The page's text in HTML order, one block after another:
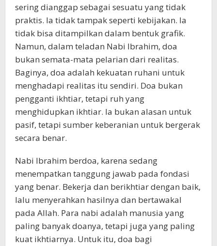
sering dianggap sebagai sesuatu yang tidak
praktis. Ia tidak tampak seperti kebijakan. Ia
tidak bisa ditampilkan dalam bentuk grafik.
Namun, dalam teladan Nabi Ibrahim, doa
bukan semata-mata pelarian dari realitas.
Baginya, doa adalah kekuatan ruhani untuk
menghadapi realitas itu sendiri. Doa bukan
pengganti ikhtiar, tetapi ruh yang
menghidupkan ikhtiar. Ia bukan alasan untuk
pasif, tetapi sumber keberanian untuk bergerak
secara benar.
Nabi Ibrahim berdoa, karena sedang
menempatkan tanggung jawab pada fondasi
yang benar. Bekerja dan berikhtiar dengan baik,
lalu menyerahkan hasilnya dan bertawakal
pada Allah. Para nabi adalah manusia yang
paling banyak doanya, tetapi juga yang paling
kuat ikhtiarnya. Untuk itu, doa bagi